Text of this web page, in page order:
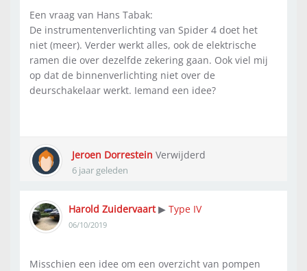
Een vraag van Hans Tabak:
De instrumentenverlichting van Spider 4 doet het
niet (meer). Verder werkt alles, ook de elektrische
ramen die over dezelfde zekering gaan. Ook viel mij
op dat de binnenverlichting niet over de
deurschakelaar werkt. Iemand een idee?
Jeroen Dorrestein Verwijderd
6 jaar geleden
Harold Zuidervaart ▶ Type IV
06/10/2019
Misschien een idee om een overzicht van pompen